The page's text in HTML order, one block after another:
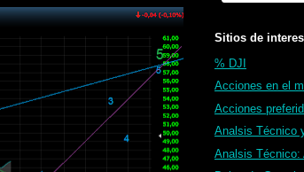
Sitios de
% DJI
Acciones en el
Acciones
Analsis Técnico
Analsis Técnico: